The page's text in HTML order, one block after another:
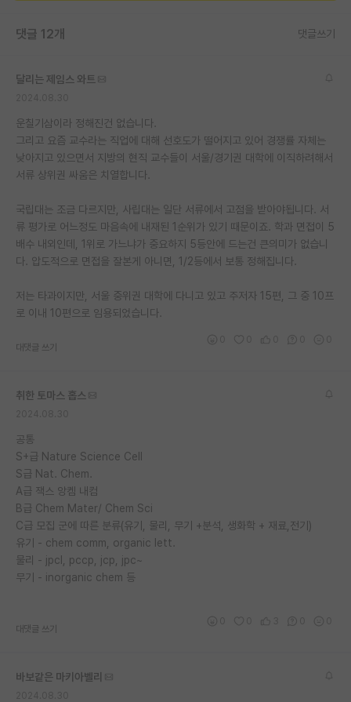
댓글 12개 댓글쓰기
달리는 제임스 와트
운칠기삼이라 정해진건 없습니다.
그리고 요즘 교수라는 직업에 대해 선호도가 떨어지고 있어 경쟁률 자체는
낮아지고 있으면서 지방의 현직 교수들이 서울/경기권 대학에 이직하려해서
서류 상위권 싸움은 치열합니다.
국립대는 조금 다르지만, 사립대는 일단 서류에서 고점을 받아야됩니다. 서
류 평가로 어느정도 마음속에 내재된 1순위가 있기 때문이죠. 학과 면접이 5
배수 내외인데, 1위로 가느냐가 중요하지 5등안에 드는건 큰의미가 없습니
다. 압도적으로 면접을 잘본게 아니면, 1/2등에서 보통 정해집니다.
저는 타과이지만, 서울 중위권 대학에 다니고 있고 주저자 15편, 그 중 10프
로 이내 10편으로 임용되었습니다.
대댓글 쓰기
취한 토마스 홉스
공통
S+급 Nature Science Cell
S급 Nat. Chem.
A급 잭스 앙켐 내컴
B급 Chem Mater/ Chem Sci
C급 모집 군에 따른 분류(유기, 물리, 무기 +분석, 생화학 + 재료,전기)
유기 - chem comm, organic lett.
물리 - jpcl, pccp, jcp, jpc~
무기 - inorganic chem 등
대댓글 쓰기
바보같은 마키아벨리